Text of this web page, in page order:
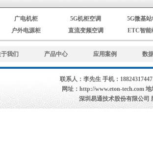
广电机柜 5G机柜空调
5G微基
户外电源柜 直流变频空调 ETC智能
于我们 产品中心 应用案例 数
联系人： 李先生 手机：
网址：http://www.eton-tech.com 地
深圳易通技术股份有限公司